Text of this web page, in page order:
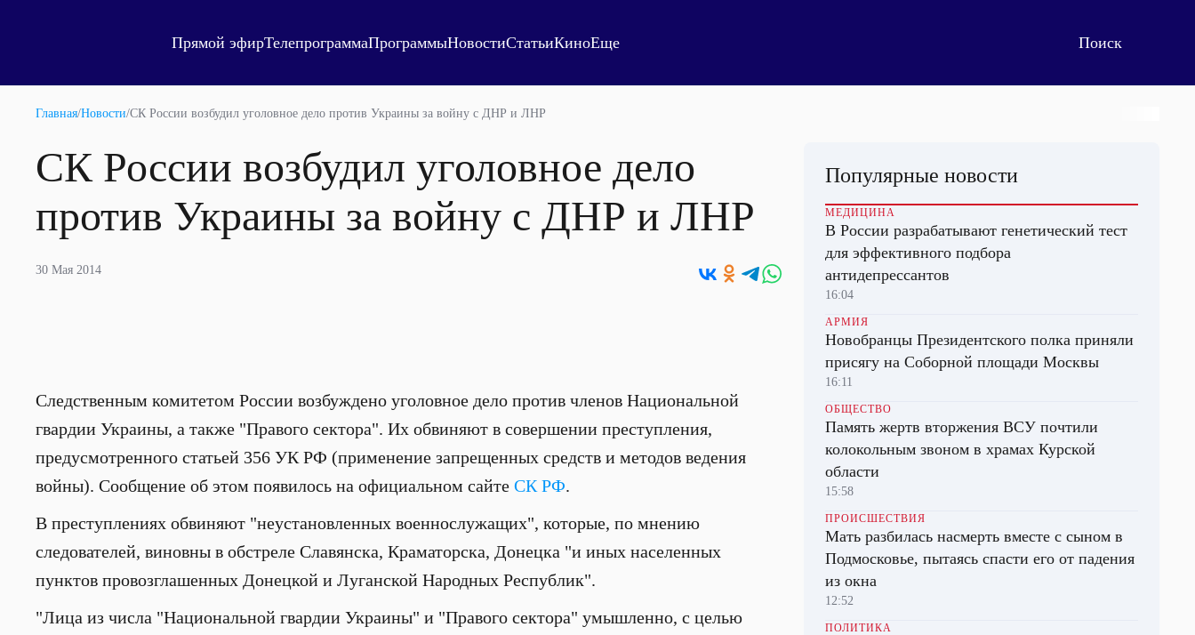
Прямой эфирТелепрограммаПрограммыНовостиСтатьиКиноЕще
Главная/Новости/СК России возбудил уголовное дело против Украины за войну с ДНР и ЛНР
СК России возбудил уголовное дело
против Украины за войну с ДНР и ЛНР
30 Мая 2014
Следственным комитетом России возбуждено уголовное дело против членов Национальной
гвардии Украины, а также "Правого сектора". Их обвиняют в совершении преступления,
предусмотренного статьей 356 УК РФ (применение запрещенных средств и методов ведения
войны). Сообщение об этом появилось на официальном сайте СК РФ.
В преступлениях обвиняют "неустановленных военнослужащих", которые, по мнению
следователей, виновны в обстреле Славянска, Краматорска, Донецка "и иных населенных
пунктов провозглашенных Донецкой и Луганской Народных Республик".
"Лица из числа "Национальной гвардии Украины" и "Правого сектора" умышленно, с целью
Популярные новости
МЕДИЦИНА
В России разрабатывают генетический тест
для эффективного подбора
антидепрессантов
16:04
АРМИЯ
Новобранцы Президентского полка приняли
присягу на Соборной площади Москвы
16:11
ОБЩЕСТВО
Память жертв вторжения ВСУ почтили
колокольным звоном в храмах Курской
области
15:58
ПРОИСШЕСТВИЯ
Мать разбилась насмерть вместе с сыном в
Подмосковье, пытаясь спасти его от падения
из окна
12:52
ПОЛИТИКА